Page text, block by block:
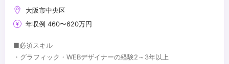
大阪市中央区
年収例 460〜620万円
■必須スキル
・グラフィック・WEBデザイナーの経験2～3年以上